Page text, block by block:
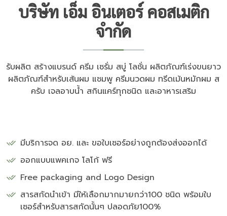
บริษัท เอ็ม อินเตอร์ คอสเมติก
จำกัด
รับผลิต สร้างแบรนด์ ครีม เซรั่ม สบู่ โลชั่น ผลิตภัณฑ์เร่งขนยาว
ผลิตภัณฑ์สำหรับเส้นผม แชมพู ครีมนวดผม ทรีดเม้นหมักผม ส
ครับ เจลอาบน้ำ สกินแคร์ทุกชนิด และอาหารเสริม
มีบริการจด อย. และ ขอใบเซอร์อย่างถูกต้องส่งออกได้
ออกแบบแพคเกจ โลโก้ ฟรี
Free packaging and Logo Design
สารสกัดนำเข้า มีให้เลือกมากมายกว่า100 ชนิด พร้อมใบ
เซอร์สำหรับสารสกัดนั้นๆ ปลอดภัย100%